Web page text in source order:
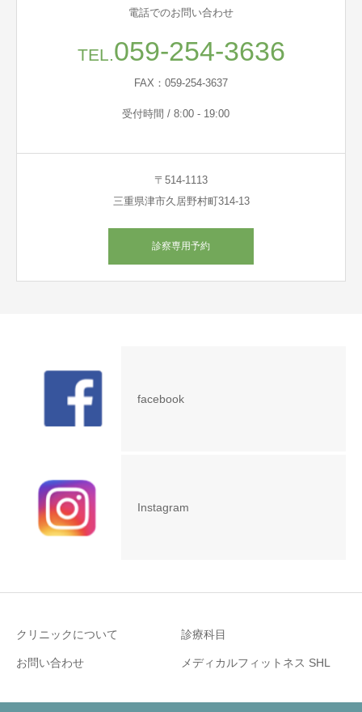
電話でのお問い合わせ
TEL.059-254-3636
FAX：059-254-3637
受付時間 / 8:00 - 19:00
〒514-1113
三重県津市久居野村町314-13
診察専用予約
facebook
Instagram
クリニックについて 診療科目
お問い合わせ メディカルフィットネス SHL